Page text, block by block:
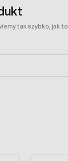
tak szybko, jak to